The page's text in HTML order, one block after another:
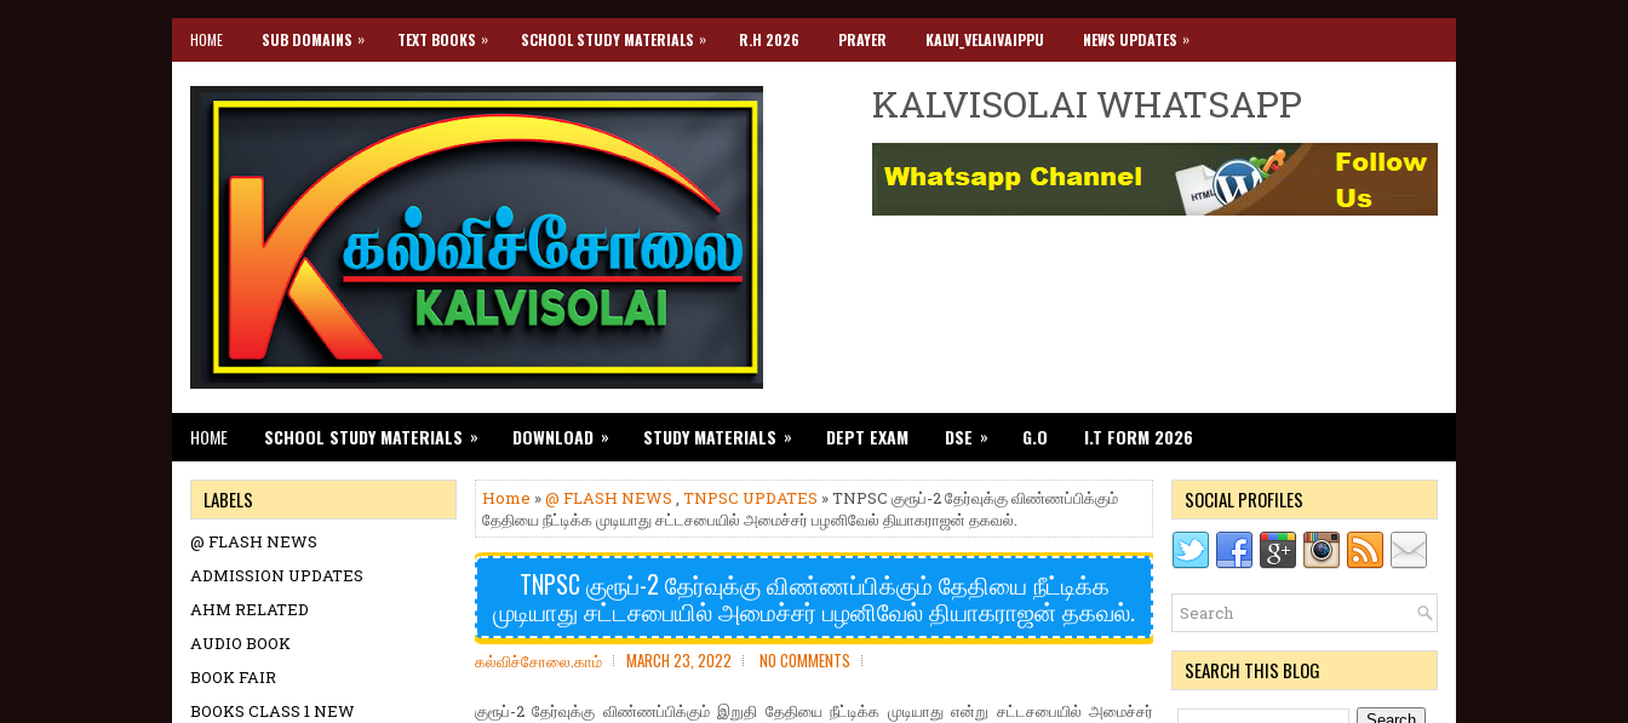
HOME SUB DOMAINS » TEXT BOOKS » SCHOOL STUDY MATERIALS » R.H 2026 PRAYER KALVI_VELAIVAIPPU NEWS UPDATES »
KALVISOLAI WHATSAPP
HOME SCHOOL STUDY MATERIALS » DOWNLOAD » STUDY MATERIALS » DEPT EXAM DSE » G.O I.T FORM 2026
Home »@ FLASH NEWS , TNPSC UPDATES » TNPSC குரூப்-2 தேர்வுக்கு விண்ணப்பிக்கும்
தேதியை நீட்டிக்க முடியாது சட்டசபையில் அமைச்சர் பழனிவேல் தியாகராஜன் தகவல்.
TNPSC குரூப்-2 தேர்வுக்கு விண்ணப்பிக்கும் தேதியை நீட்டிக்க
முடியாது சட்டசபையில் அமைச்சர் பழனிவேல் தியாகராஜன் தகவல்.
கல்விச்சோலை.காம் MARCH 23, 2022 NO COMMENTS
குரூப்-2 தேர்வுக்கு விண்ணப்பிக்கும் இறுதி தேதியை நீட்டிக்க முடியாது என்று சட்டசபையில் அமைச்சர்
LABELS
@ FLASH NEWS
ADMISSION UPDATES
AHM RELATED
AUDIO BOOK
BOOK FAIR
BOOKS CLASS 1 NEW
SOCIAL PROFILES
SEARCH THIS BLOG